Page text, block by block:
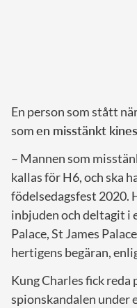
En person som stått
somen misstänkt
– Mannen som
kallas för H6, och ska
födelsedagsfest 2020.
inbjuden och deltagit i
Palace, St James
hertigens begäran,
Kung Charles fick
spionskandalen under